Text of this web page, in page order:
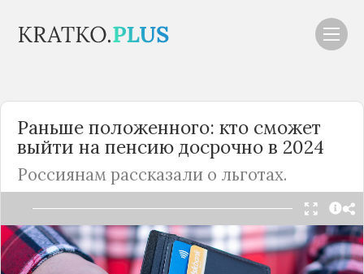
Раньше положенного: кто сможет
выйти на пенсию досрочно в 2024
Россиянам рассказали о льготах.
Читать в Telegram